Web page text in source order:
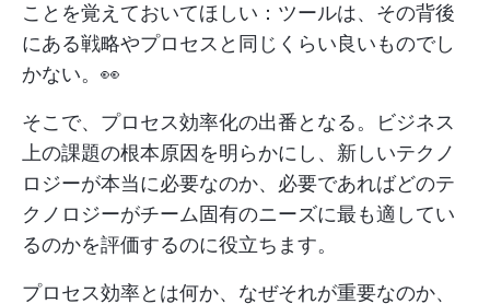
ことを覚えておいてほしい：ツールは、その背後
にある戦略やプロセスと同じくらい良いものでし
かない。👀
そこで、プロセス効率化の出番となる。ビジネス
上の課題の根本原因を明らかにし、新しいテクノ
ロジーが本当に必要なのか、必要であればどのテ
クノロジーがチーム固有のニーズに最も適してい
るのかを評価するのに役立ちます。
プロセス効率とは何か、なぜそれが重要なのか、